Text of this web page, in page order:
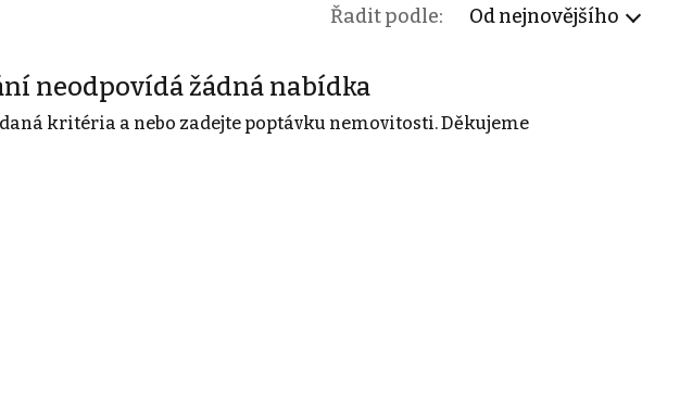
Řadit podle: Od nejnovějšího
neodpovídá žádná nabídka
kritéria a nebo zadejte poptávku nemovitosti. Děkujeme